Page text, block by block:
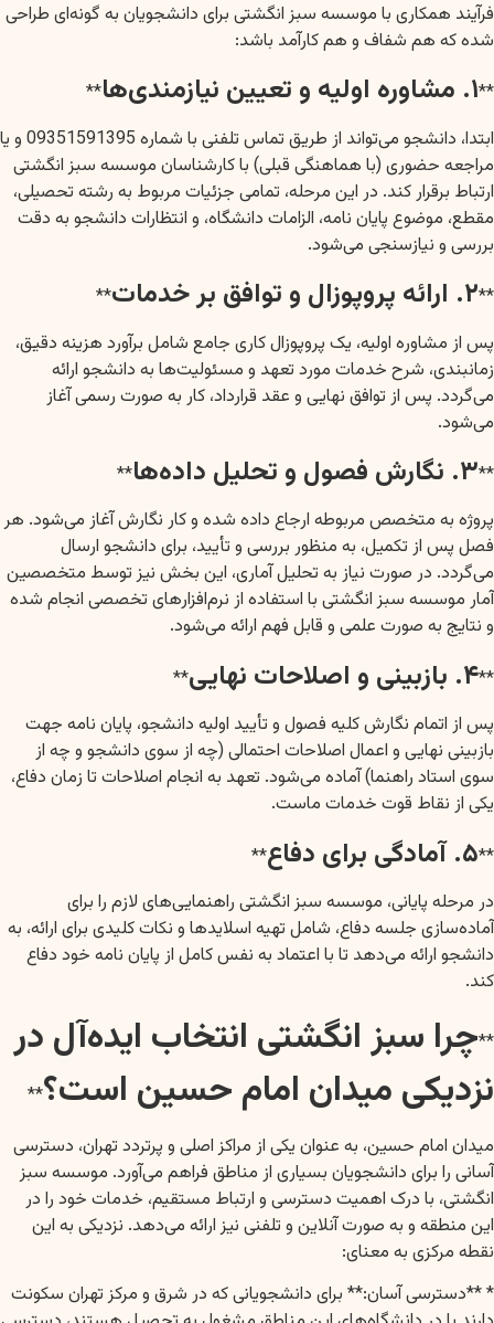
فرآیند همکاری با موسسه سبز انگشتی برای دانشجویان به گونه‌ای طراحی
شده که هم شفاف و هم کارآمد باشد:
**۱. مشاوره اولیه و تعیین نیازمندی‌ها
**
ابتدا، دانشجو می‌تواند از طریق تماس تلفنی با شماره 09351591395 و یا
مراجعه حضوری (با هماهنگی قبلی) با کارشناسان موسسه سبز انگشتی
ارتباط برقرار کند. در این مرحله، تمامی جزئیات مربوط به رشته تحصیلی،
مقطع، موضوع پایان نامه، الزامات دانشگاه، و انتظارات دانشجو به دقت
بررسی و نیازسنجی می‌شود.
**۲. ارائه پروپوزال و توافق بر خدمات
**
پس از مشاوره اولیه، یک پروپوزال کاری جامع شامل برآورد هزینه دقیق،
زمانبندی، شرح خدمات مورد تعهد و مسئولیت‌ها به دانشجو ارائه
می‌گردد. پس از توافق نهایی و عقد قرارداد، کار به صورت رسمی آغاز
می‌شود.
**۳. نگارش فصول و تحلیل داده‌ها
**
پروژه به متخصص مربوطه ارجاع داده شده و کار نگارش آغاز می‌شود. هر
فصل پس از تکمیل، به منظور بررسی و تأیید، برای دانشجو ارسال
می‌گردد. در صورت نیاز به تحلیل آماری، این بخش نیز توسط متخصصین
آمار موسسه سبز انگشتی با استفاده از نرم‌افزارهای تخصصی انجام شده
و نتایج به صورت علمی و قابل فهم ارائه می‌شود.
**۴. بازبینی و اصلاحات نهایی
**
پس از اتمام نگارش کلیه فصول و تأیید اولیه دانشجو، پایان نامه جهت
بازبینی نهایی و اعمال اصلاحات احتمالی (چه از سوی دانشجو و چه از
سوی استاد راهنما) آماده می‌شود. تعهد به انجام اصلاحات تا زمان دفاع،
یکی از نقاط قوت خدمات ماست.
**۵. آمادگی برای دفاع
**
در مرحله پایانی، موسسه سبز انگشتی راهنمایی‌های لازم را برای
آماده‌سازی جلسه دفاع، شامل تهیه اسلایدها و نکات کلیدی برای ارائه، به
دانشجو ارائه می‌دهد تا با اعتماد به نفس کامل از پایان نامه خود دفاع
کند.
**چرا سبز انگشتی انتخاب ایده‌آل در
نزدیکی میدان امام حسین است؟**
میدان امام حسین، به عنوان یکی از مراکز اصلی و پرتردد تهران، دسترسی
آسانی را برای دانشجویان بسیاری از مناطق فراهم می‌آورد. موسسه سبز
انگشتی، با درک اهمیت دسترسی و ارتباط مستقیم، خدمات خود را در
این منطقه و به صورت آنلاین و تلفنی نیز ارائه می‌دهد. نزدیکی به این
نقطه مرکزی به معنای:
* **دسترسی آسان:** برای دانشجویانی که در شرق و مرکز تهران سکونت